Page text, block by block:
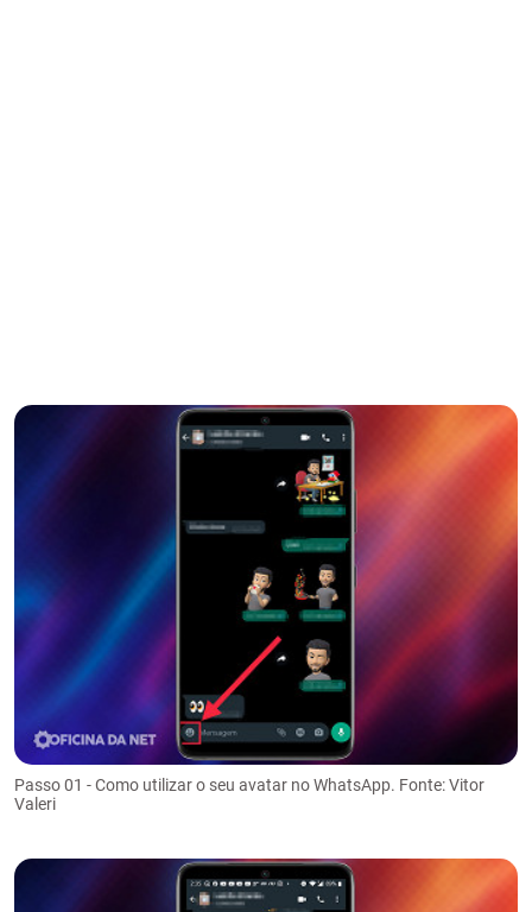
Passo 01 - Como utilizar o seu avatar no WhatsApp. Fonte: Vitor
Valeri